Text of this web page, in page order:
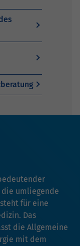
die umliegende
für eine
Das
die Allgemeine
mit dem